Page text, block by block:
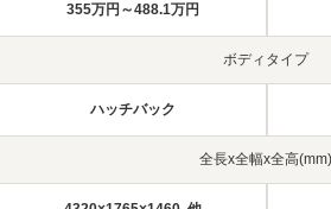
355万円～488.1万円
ボディタイプ
ハッチバック
全長x全幅x全高(mm)